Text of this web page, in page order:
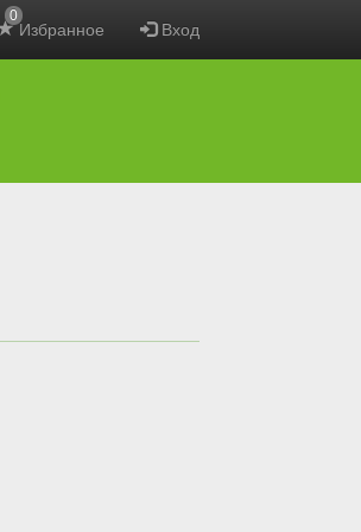
Избранное
0
Вход